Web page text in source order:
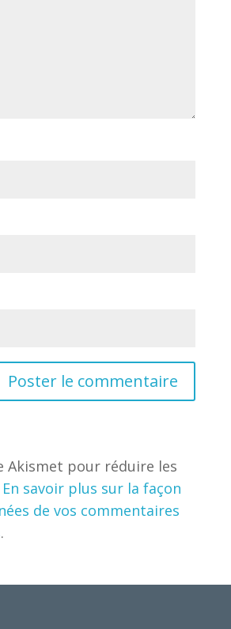
Akismet pour réduire les
En savoir plus sur la façon
de vos commentaires
.